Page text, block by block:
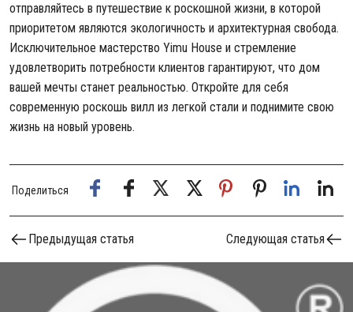
отправляйтесь в путешествие к роскошной жизни, в которой
приоритетом являются экологичность и архитектурная свобода.
Исключительное мастерство Yimu House и стремление
удовлетворить потребности клиентов гарантируют, что дом
вашей мечты станет реальностью. Откройте для себя
современную роскошь вилл из легкой стали и поднимите свою
жизнь на новый уровень.
Поделиться
Предыдущая статья Следующая статья